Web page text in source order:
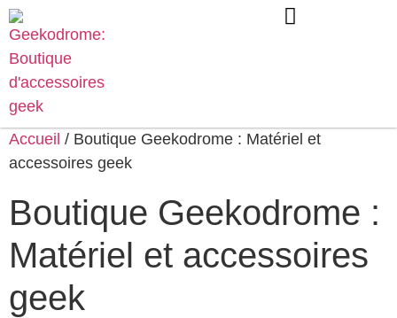
Accueil / Boutique Geekodrome : Matériel et
accessoires geek
Boutique Geekodrome :
Matériel et accessoires
geek